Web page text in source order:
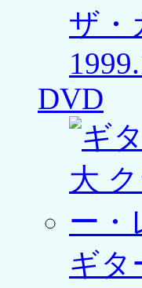
ザ・
DVD
ギタ